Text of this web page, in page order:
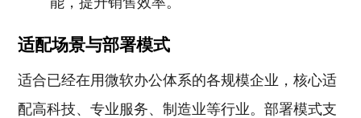
适配场景与部署模式
适合已经在用微软办公体系的各规模企业，核心适
配高科技、专业服务、制造业等行业。部署模式支